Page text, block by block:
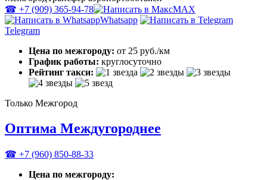
☎ +7 (909) 365-94-78
MAX
Whatsapp
Telegram
Цена по межгороду: от 25 руб./км
График работы: круглосуточно
Рейтинг такси:
Только Межгород
Оптима Междугороднее
☎ +7 (960) 850-88-33
Цена по межгороду: